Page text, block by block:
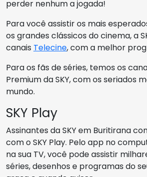
perder nenhum a jogada!
Para você assistir os mais
os grandes clássicos do cinema, a
canais Telecine, com a melhor
Para os fãs de séries, temos os
Premium da SKY, com os seriados
mundo.
SKY Play
Assinantes da SKY em Buritirana
com o SKY Play. Pelo app no
na sua TV, você pode assistir
séries, desenhos e programas do